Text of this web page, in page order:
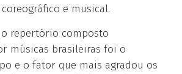
e musical.
o repertório composto
músicas brasileiras foi o
e o fator que mais agradou os